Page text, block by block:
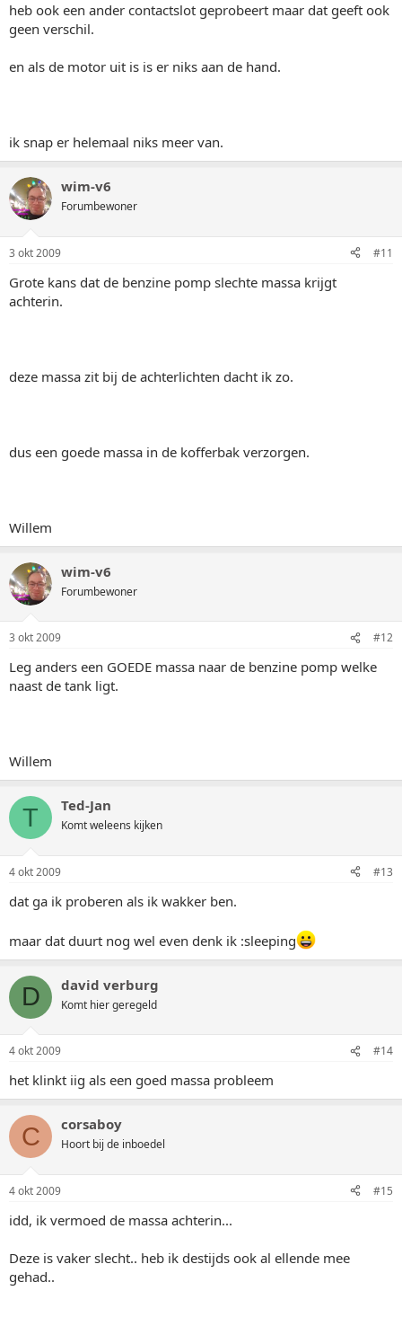
heb ook een ander contactslot geprobeert maar dat geeft ook
geen verschil.
en als de motor uit is is er niks aan de hand.
ik snap er helemaal niks meer van.
wim-v6
Forumbewoner
3 okt 2009 #11
Grote kans dat de benzine pomp slechte massa krijgt
achterin.
deze massa zit bij de achterlichten dacht ik zo.
dus een goede massa in de kofferbak verzorgen.
Willem
wim-v6
Forumbewoner
3 okt 2009 #12
Leg anders een GOEDE massa naar de benzine pomp welke
naast de tank ligt.
Willem
T Ted-Jan
Komt weleens kijken
4 okt 2009 #13
dat ga ik proberen als ik wakker ben.
maar dat duurt nog wel even denk ik :sleeping
D david verburg
Komt hier geregeld
4 okt 2009 #14
het klinkt iig als een goed massa probleem
C corsaboy
Hoort bij de inboedel
4 okt 2009 #15
idd, ik vermoed de massa achterin...
Deze is vaker slecht.. heb ik destijds ook al ellende mee
gehad..